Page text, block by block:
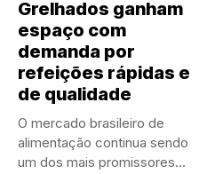
Grelhados ganham
espaço com
demanda por
refeições rápidas e
de qualidade
O mercado brasileiro de
alimentação continua sendo
um dos mais promissores